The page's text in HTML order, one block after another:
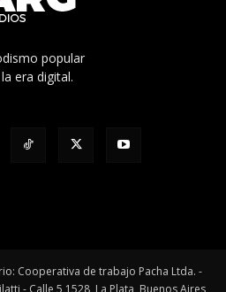
popular
era digital.
Cooperativa de trabajo Pacha Ltda. -
- Calle 5 1528, La Plata, Buenos Aires